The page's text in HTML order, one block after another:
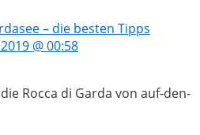
– die besten Tipps
@ 00:58
Rocca di Garda von auf-den-